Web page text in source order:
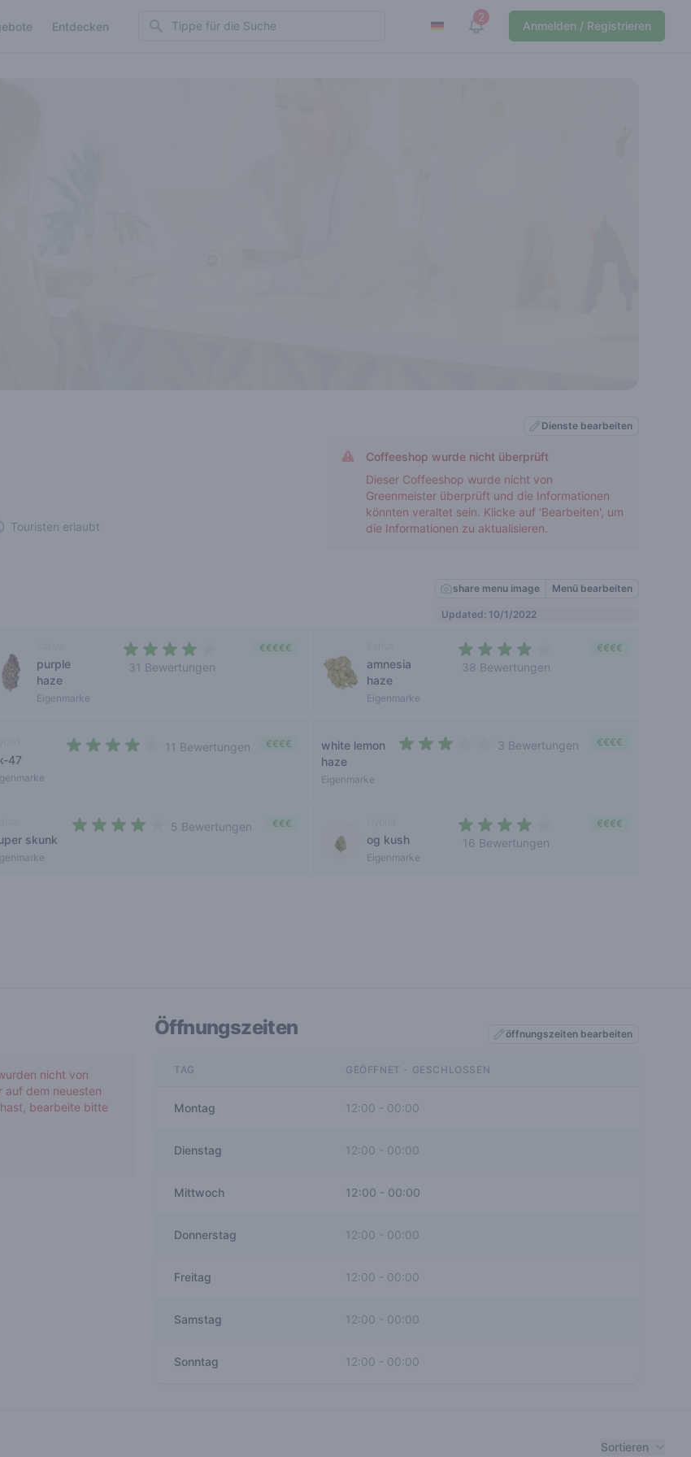
Entdecken Search 2
View notifications
Anmelden / Registrieren
Touristen erlaubt
Dienste bearbeiten
Coffeeshop wurde nicht überprüft
Dieser Coffeeshop wurde nicht von
Greenmeister überprüft und die Informationen
könnten veraltet sein. Klicke auf 'Bearbeiten', um
die Informationen zu aktualisieren.
share menu image Menü bearbeiten
Updated: 10/1/2022
purple
haze
Eigenmarke
31 Bewertungen
€€€€€
amnesia
haze
Eigenmarke
38 Bewertungen
€€€€
47
11 Bewertungen €€€€
white lemon
haze
Eigenmarke
3 Bewertungen €€€€
skunk
5 Bewertungen €€€
og kush
Eigenmarke
16 Bewertungen
€€€€
nicht von
auf dem neuesten
bearbeite bitte
Öffnungszeiten öffnungszeiten bearbeiten
TAG GEÖFFNET - GESCHLOSSEN
Montag 12:00 - 00:00
Dienstag 12:00 00:00
Mittwoch 12:00 - 00:00
Donnerstag 12:00 00:00
Freitag 12:00 - 00:00
Samstag 12:00 00:00
Sonntag 12:00 - 00:00
Sortieren